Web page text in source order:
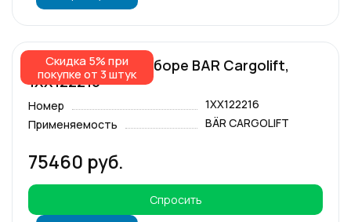
Скидка 5% при
покупке от 3 штук
Гидростанция в сборе BAR Cargolift,
1ХХ122216
Номер
1XX122216
Применяемость
BÄR CARGOLIFT
75460 руб.
Спросить